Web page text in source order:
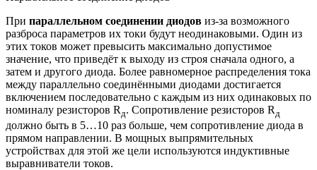
При параллельном соединении диодов из-за возможного
разброса параметров их токи будут неодинаковыми. Один из
этих токов может превысить максимально допустимое
значение, что приведёт к выходу из строя сначала одного, а
затем и другого диода. Более равномерное распределения тока
между параллельно соединёнными диодами достигается
включением последовательно с каждым из них одинаковых по
номиналу резисторов R д. Сопротивление резисторов R д
должно быть в 5…10 раз больше, чем сопротивление диода в
прямом направлении. В мощных выпрямительных
устройствах для этой же цели используются индуктивные
выравниватели токов.